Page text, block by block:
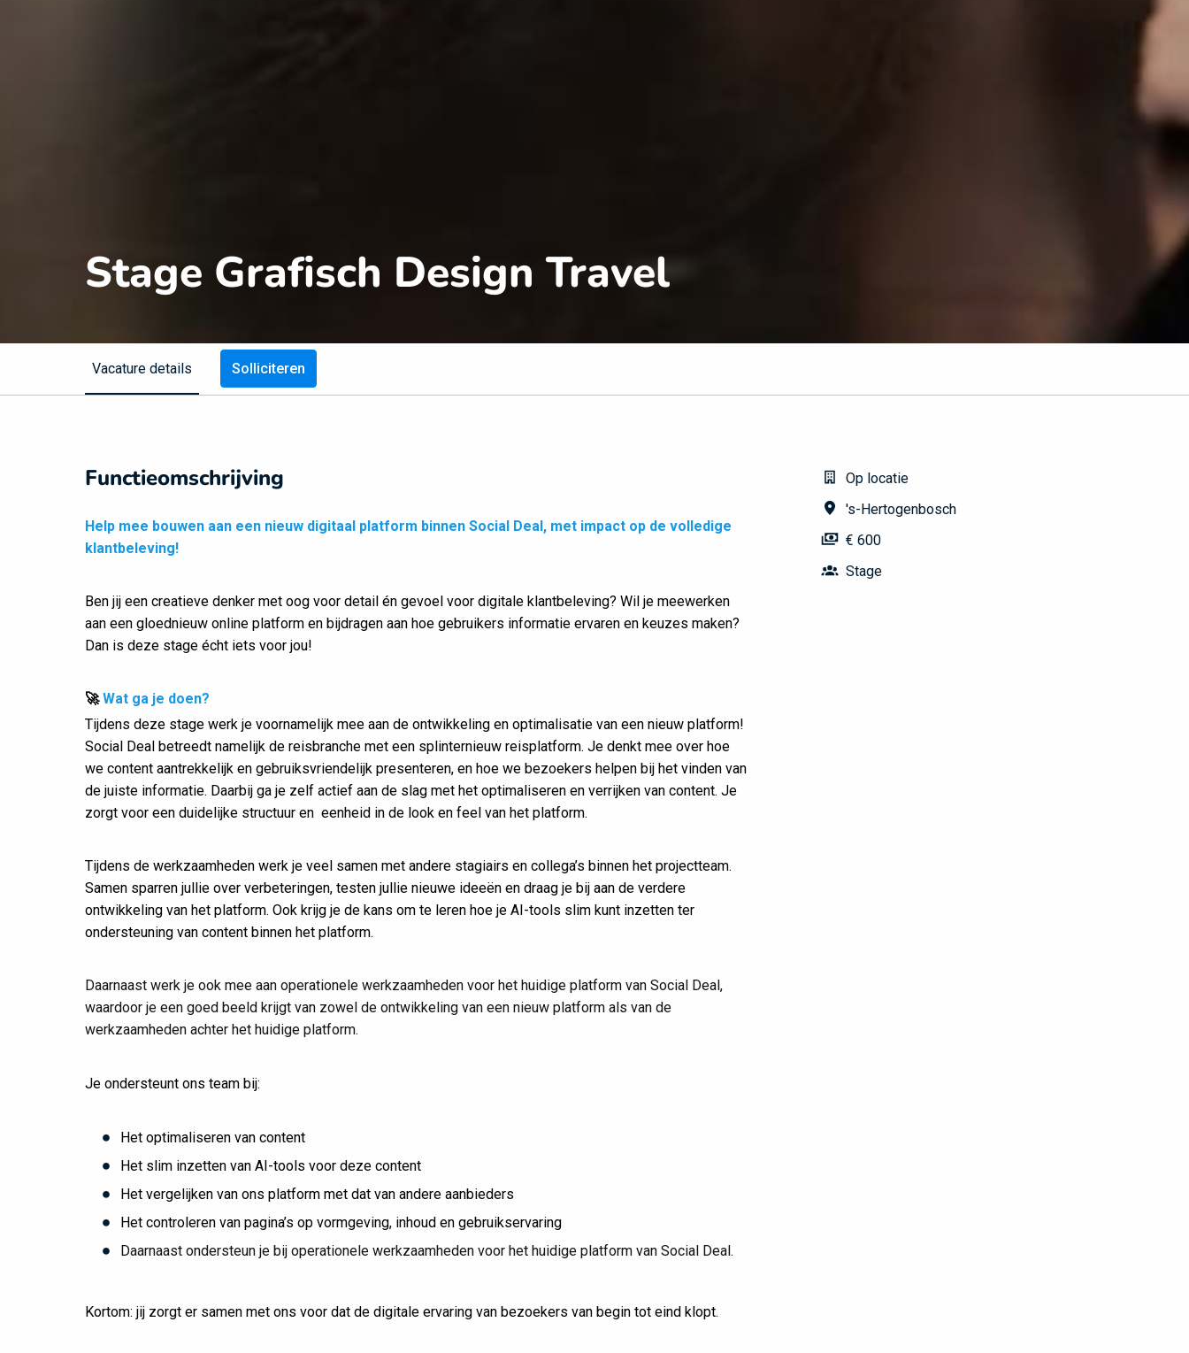
Stage Grafisch Design Travel
Vacature details Solliciteren
Functieomschrijving
Help mee bouwen aan een nieuw digitaal platform binnen Social Deal, met impact op de volledige
klantbeleving!
Ben jij een creatieve denker met oog voor detail én gevoel voor digitale klantbeleving? Wil je meewerken
aan een gloednieuw online platform en bijdragen aan hoe gebruikers informatie ervaren en keuzes maken?
Dan is deze stage écht iets voor jou!
🚀Wat ga je doen?
Tijdens deze stage werk je voornamelijk mee aan de ontwikkeling en optimalisatie van een nieuw platform!
Social Deal betreedt namelijk de reisbranche met een splinternieuw reisplatform. Je denkt mee over hoe
we content aantrekkelijk en gebruiksvriendelijk presenteren, en hoe we bezoekers helpen bij het vinden van
de juiste informatie. Daarbij ga je zelf actief aan de slag met het optimaliseren en verrijken van content. Je
zorgt voor een duidelijke structuur en eenheid in de look en feel van het platform.
Tijdens de werkzaamheden werk je veel samen met andere stagiairs en collega’s binnen het projectteam.
Samen sparren jullie over verbeteringen, testen jullie nieuwe ideeën en draag je bij aan de verdere
ontwikkeling van het platform. Ook krijg je de kans om te leren hoe je AI-tools slim kunt inzetten ter
ondersteuning van content binnen het platform.
Daarnaast werk je ook mee aan operationele werkzaamheden voor het huidige platform van Social Deal,
waardoor je een goed beeld krijgt van zowel de ontwikkeling van een nieuw platform als van de
werkzaamheden achter het huidige platform.
Je ondersteunt ons team bij:
Het optimaliseren van content
Het slim inzetten van AI-tools voor deze content
Het vergelijken van ons platform met dat van andere aanbieders
Het controleren van pagina’s op vormgeving, inhoud en gebruikservaring
Daarnaast ondersteun je bij operationele werkzaamheden voor het huidige platform van Social Deal.
Kortom: jij zorgt er samen met ons voor dat de digitale ervaring van bezoekers van begin tot eind klopt.
Op locatie
's-Hertogenbosch
€ 600
Stage